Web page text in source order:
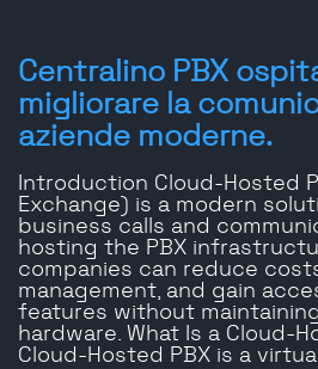
Centralino PBX
migliorare la
aziende moderne.
Introduction Cloud-Hosted
Exchange) is a modern
business calls and
hosting the PBX
companies can reduce
management, and gain
features without
hardware. What Is a Cloud-
Cloud-Hosted PBX is a